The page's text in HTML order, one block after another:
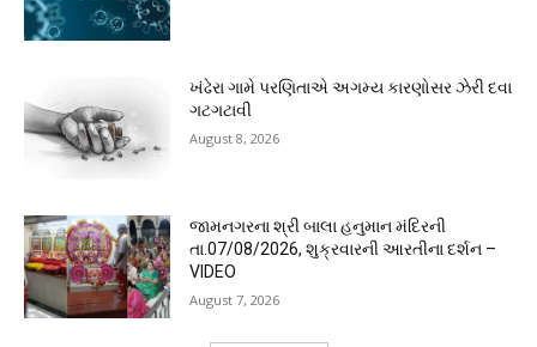
ખંઢેરા ગામે પરણિતાએ અગમ્ય કારણોસર ઝેરી દવા
ગટગટાવી
August 8, 2026
જામનગરના શ્રી બાલા હનુમાન મંદિરની
તા.07/08/2026, શુક્રવારની આરતીના દર્શન –
VIDEO
August 7, 2026